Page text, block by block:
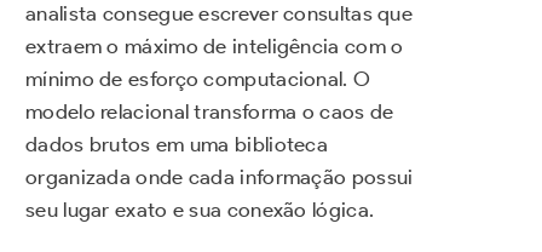
analista consegue escrever consultas que
extraem o máximo de inteligência com o
mínimo de esforço computacional. O
modelo relacional transforma o caos de
dados brutos em uma biblioteca
organizada onde cada informação possui
seu lugar exato e sua conexão lógica.